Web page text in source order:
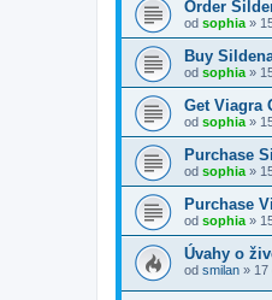
Order
od sophia »
Buy
od sophia »
Get Viagra
od sophia »
Purchase
od sophia »
Purchase
od sophia »
Úvahy o
od smilan » 17